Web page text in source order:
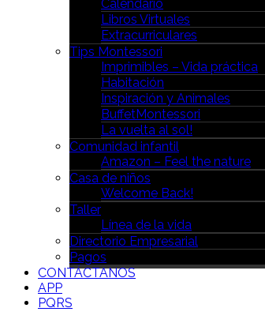
Calendario
Libros Virtuales
Extracurriculares
Tips Montessori
Imprimibles – Vida práctica
Habitación
Inspiración y Animales
BuffetMontessori
La vuelta al sol!
Comunidad infantil
Amazon – Feel the nature
Casa de niños
Welcome Back!
Taller
Línea de la vida
Directorio Empresarial
Pagos
CONTÁCTANOS
APP
PQRS